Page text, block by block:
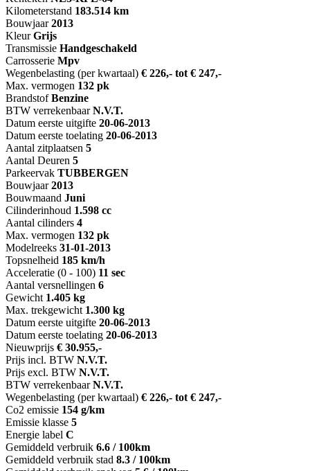
Kilometerstand 183.514 km
Bouwjaar 2013
Kleur Grijs
Transmissie Handgeschakeld
Carrosserie Mpv
Wegenbelasting (per kwartaal) € 226,- tot € 247,-
Max. vermogen 132 pk
Brandstof Benzine
BTW verrekenbaar N.V.T.
Datum eerste uitgifte 20-06-2013
Datum eerste toelating 20-06-2013
Aantal zitplaatsen 5
Aantal Deuren 5
Parkeervak TUBBERGEN
Bouwjaar 2013
Bouwmaand Juni
Cilinderinhoud 1.598 cc
Aantal cilinders 4
Max. vermogen 132 pk
Modelreeks 31-01-2013
Topsnelheid 185 km/h
Acceleratie (0 - 100) 11 sec
Aantal versnellingen 6
Gewicht 1.405 kg
Max. trekgewicht 1.300 kg
Datum eerste uitgifte 20-06-2013
Datum eerste toelating 20-06-2013
Nieuwprijs € 30.955,-
Prijs incl. BTW N.V.T.
Prijs excl. BTW N.V.T.
BTW verrekenbaar N.V.T.
Wegenbelasting (per kwartaal) € 226,- tot € 247,-
Co2 emissie 154 g/km
Emissie klasse 5
Energie label C
Gemiddeld verbruik 6.6 / 100km
Gemiddeld verbruik stad 8.3 / 100km